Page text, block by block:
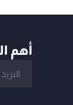
أهم